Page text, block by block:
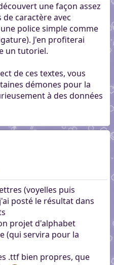
une façon assez
caractère avec
police simple comme
J'en profiterai
un tutoriel.
de ces textes, vous
démones pour la
à des données
(voyelles puis
posté le résultat dans
projet d'alphabet
(qui servira pour la
.ttf bien propres, que